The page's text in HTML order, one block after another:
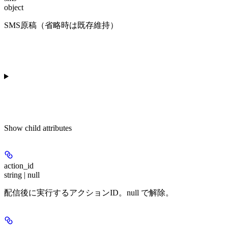
object
SMS原稿（省略時は既存維持）
Show child attributes
action_id
string | null
配信後に実行するアクションID。null で解除。